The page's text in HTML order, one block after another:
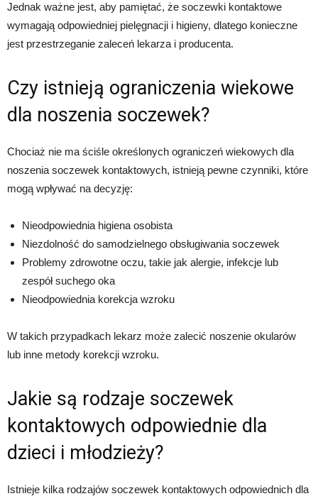
Jednak ważne jest, aby pamiętać, że soczewki kontaktowe
wymagają odpowiedniej pielęgnacji i higieny, dlatego konieczne
jest przestrzeganie zaleceń lekarza i producenta.
Czy istnieją ograniczenia wiekowe
dla noszenia soczewek?
Chociaż nie ma ściśle określonych ograniczeń wiekowych dla
noszenia soczewek kontaktowych, istnieją pewne czynniki, które
mogą wpływać na decyzję:
Nieodpowiednia higiena osobista
Niezdolność do samodzielnego obsługiwania soczewek
Problemy zdrowotne oczu, takie jak alergie, infekcje lub
zespół suchego oka
Nieodpowiednia korekcja wzroku
W takich przypadkach lekarz może zalecić noszenie okularów
lub inne metody korekcji wzroku.
Jakie są rodzaje soczewek
kontaktowych odpowiednie dla
dzieci i młodzieży?
Istnieje kilka rodzajów soczewek kontaktowych odpowiednich dla